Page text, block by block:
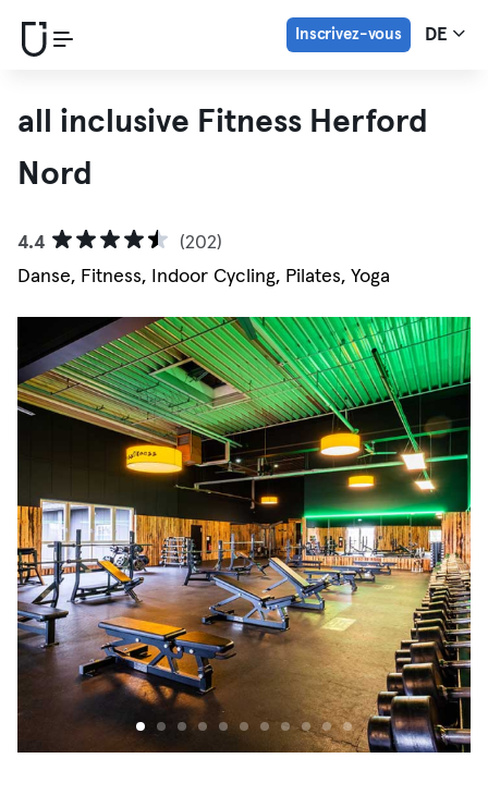
Inscrivez-vous DE
all inclusive Fitness Herford
Nord
4.4
(202)
Danse, Fitness, Indoor Cycling, Pilates, Yoga